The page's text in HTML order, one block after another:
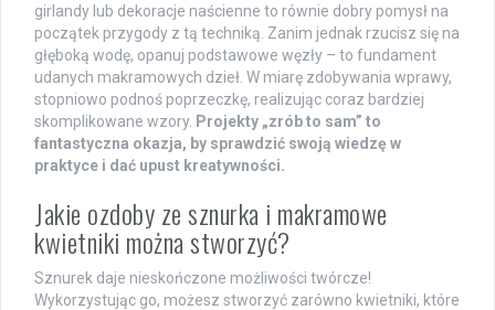
girlandy lub dekoracje naścienne to równie dobry pomysł na
początek przygody z tą techniką. Zanim jednak rzucisz się na
głęboką wodę, opanuj podstawowe węzły – to fundament
udanych makramowych dzieł. W miarę zdobywania wprawy,
stopniowo podnoś poprzeczkę, realizując coraz bardziej
skomplikowane wzory. Projekty „zrób to sam” to
fantastyczna okazja, by sprawdzić swoją wiedzę w
praktyce i dać upust kreatywności.
Jakie ozdoby ze sznurka i makramowe
kwietniki można stworzyć?
Sznurek daje nieskończone możliwości twórcze!
Wykorzystując go, możesz stworzyć zarówno kwietniki, które